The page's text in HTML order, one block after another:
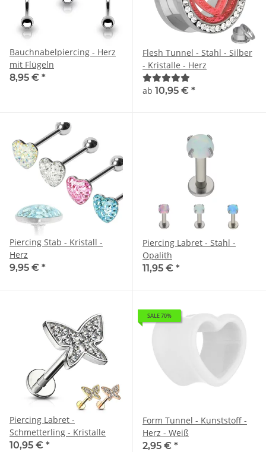
Bauchnabelpiercing - Herz
mit Flügeln
8,95 € *
Flesh Tunnel - Stahl - Silber
- Kristalle - Herz
ab 10,95 € *
Piercing Stab - Kristall -
Herz
9,95 € *
Piercing Labret - Stahl -
Opalith
11,95 € *
Piercing Labret -
Schmetterling - Kristalle
10,95 € *
SALE 70%
Form Tunnel - Kunststoff -
Herz - Weiß
2,95 € *